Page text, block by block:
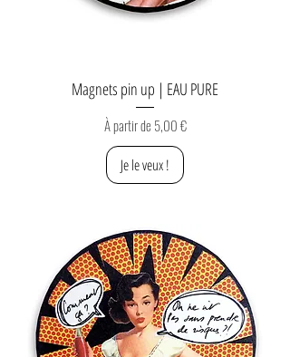
Magnets pin up | EAU PURE
À partir de 5,00 €
Prix promotionnel
Je le veux !